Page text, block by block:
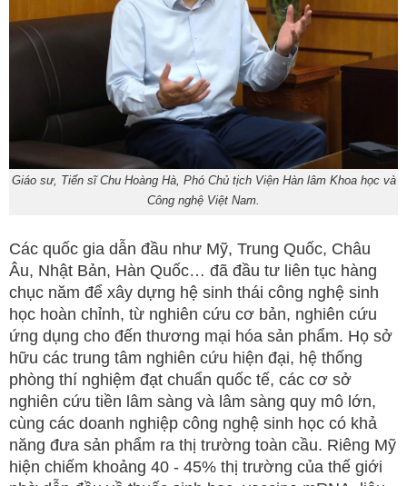
Giáo sư, Tiến sĩ Chu Hoàng Hà, Phó Chủ tịch Viện Hàn lâm Khoa học và
Công nghệ Việt Nam.
Các quốc gia dẫn đầu như Mỹ, Trung Quốc, Châu
Âu, Nhật Bản, Hàn Quốc… đã đầu tư liên tục hàng
chục năm để xây dựng hệ sinh thái công nghệ sinh
học hoàn chỉnh, từ nghiên cứu cơ bản, nghiên cứu
ứng dụng cho đến thương mại hóa sản phẩm. Họ sở
hữu các trung tâm nghiên cứu hiện đại, hệ thống
phòng thí nghiệm đạt chuẩn quốc tế, các cơ sở
nghiên cứu tiền lâm sàng và lâm sàng quy mô lớn,
cùng các doanh nghiệp công nghệ sinh học có khả
năng đưa sản phẩm ra thị trường toàn cầu. Riêng Mỹ
hiện chiếm khoảng 40 - 45% thị trường của thế giới